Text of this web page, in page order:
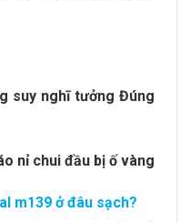
suy nghĩ tưởng Đúng
nỉ chui đầu bị ố vàng
m139 ở đâu sạch?